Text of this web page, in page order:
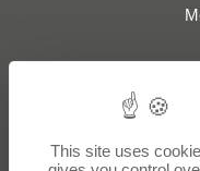
Liste des
Liste des adresses e-
-Création ou
This site uses